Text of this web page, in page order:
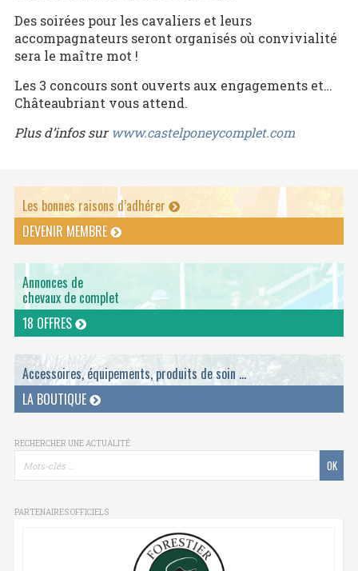
Des soirées pour les cavaliers et leurs
accompagnateurs seront organisés où convivialité
sera le maître mot !
Les 3 concours sont ouverts aux engagements et…
Châteaubriant vous attend.
Plus d’infos surwww.castelponeycomplet.com
Les bonnes raisons d’adhérer
DEVENIR MEMBRE
Annonces de
chevaux de complet
18 OFFRES
Accessoires, équipements, produits de soin ...
LA BOUTIQUE
RECHERCHER UNE ACTUALITÉ
PARTENAIRES OFFICIELS